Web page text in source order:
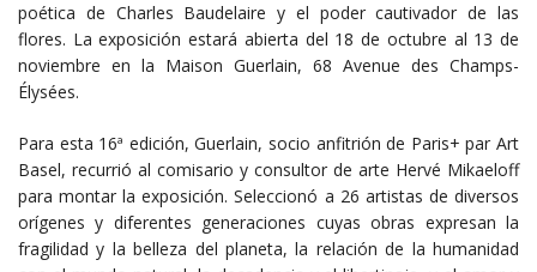
poética de Charles Baudelaire y el poder cautivador de las
flores. La exposición estará abierta del 18 de octubre al 13 de
noviembre en la Maison Guerlain, 68 Avenue des Champs-
Élysées.
Para esta 16ª edición, Guerlain, socio anfitrión de Paris+ par Art
Basel, recurrió al comisario y consultor de arte Hervé Mikaeloff
para montar la exposición. Seleccionó a 26 artistas de diversos
orígenes y diferentes generaciones cuyas obras expresan la
fragilidad y la belleza del planeta, la relación de la humanidad